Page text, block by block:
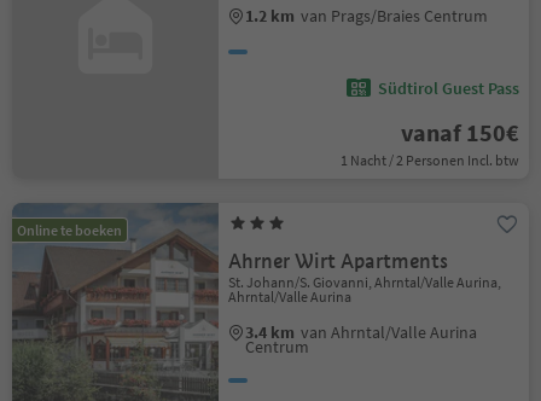
1.2 km van Prags/Braies Centrum
Südtirol Guest Pass
vanaf 150€
1 Nacht / 2 Personen Incl. btw
Online te boeken
Ahrner Wirt Apartments
St. Johann/S. Giovanni, Ahrntal/Valle Aurina,
Ahrntal/Valle Aurina
3.4 km van Ahrntal/Valle Aurina
Centrum